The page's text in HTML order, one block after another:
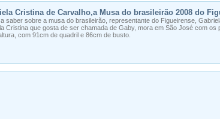
Cristina de Carvalho,a Musa do brasileirão 2008 do
saber sobre a musa do brasileirão, representante do Figueirense,
Cristina que gosta de ser chamada de Gaby, mora em São José com os
com 91cm de quadril e 86cm de busto.